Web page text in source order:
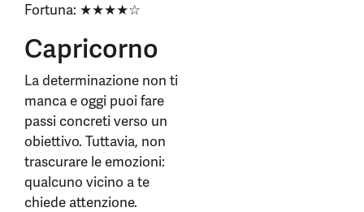
Fortuna: ★★★★☆
Capricorno
La determinazione non ti
manca e oggi puoi fare
passi concreti verso un
obiettivo. Tuttavia, non
trascurare le emozioni:
qualcuno vicino a te
chiede attenzione.